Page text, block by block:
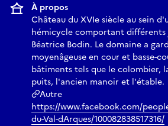
À propos
Château du XVIe siècle au sein
hémicycle comportant différents
Béatrice Bodin. Le domaine a
moyenâgeuse en cour et basse-
bâtiments tels que le colombier,
puits, l'ancien manoir et l'étable.
Autre
https://www.facebook.com/
du-Val-dArques/100082838517316/